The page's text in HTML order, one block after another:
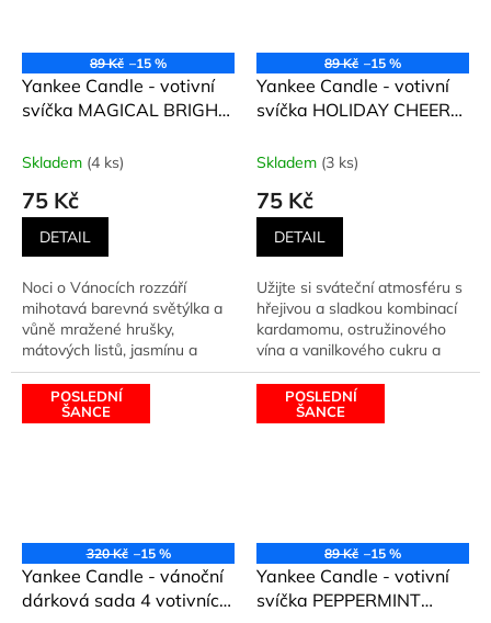
89 Kč –15 %
Yankee Candle - votivní
svíčka MAGICAL BRIGHT
světýlka) 49 g
Skladem (4 ks)
75 Kč
DETAIL
Noci o Vánocích rozzáří
mihotavá barevná světýlka a
vůně mražené hrušky,
mátových listů, jasmínu a
vanilky.
89 Kč –15 %
Yankee Candle - votivní
svíčka HOLIDAY CHEER
Skladem (3 ks)
75 Kč
DETAIL
Užijte si sváteční atmosféru s
hřejivou a sladkou kombinací
kardamomu, ostružinového
vína a vanilkového cukru a
sdílejte svou...
POSLEDNÍ
ŠANCE
320 Kč –15 %
Yankee Candle - vánoční
dárková sada 4 votivních
POSLEDNÍ
ŠANCE
89 Kč –15 %
Yankee Candle - votivní
svíčka PEPPERMINT